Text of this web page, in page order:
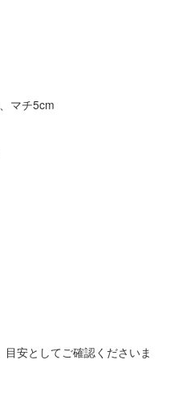
マチ5cm
安としてご確認くださいま